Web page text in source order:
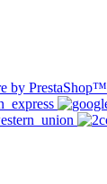
by PrestaShop™